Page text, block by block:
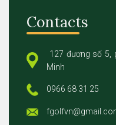
Contacts
127 đương số 5,
Minh
0966 68 31 25